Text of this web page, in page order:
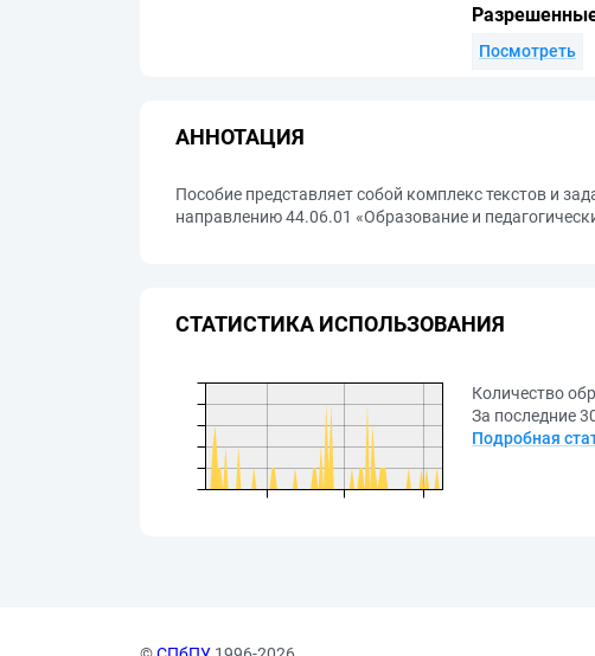
Посмотреть
АННОТАЦИЯ
Пособие представляет собой комплекс текстов и
направлению 44.06.01 «Образование и
СТАТИСТИКА ИСПОЛЬЗОВАНИЯ
Количество
За последние
Подробная